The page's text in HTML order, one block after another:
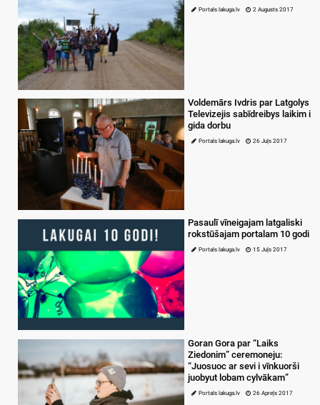
Portals lakuga.lv 2 Augusts 2017
Voldemārs Ivdris par Latgolys
Televizejis sabīdreibys laikim i
gida dorbu
Portals lakuga.lv 26 Juļs 2017
Pasaulī vīneigajam latgaliski
rokstūšajam portalam 10 godi
Portals lakuga.lv 15 Juļs 2017
Goran Gora par “Laiks
Ziedonim” ceremoneju:
“Juosuoc ar sevi i vīnkuorši
juobyut lobam cylvākam”
Portals lakuga.lv 26 Apreļs 2017